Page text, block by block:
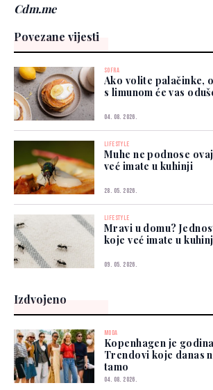
Cdm.me
Povezane vijesti
SOFRA
Ako volite palačinke,
s limunom će vas
04. 08. 2026.
LIFESTYLE
Muhe ne podnose
već imate u kuhinji
28. 05. 2026.
LIFESTYLE
Mravi u domu?
koje već imate u
09. 05. 2026.
Izdvojeno
MODA
Kopenhagen je
Trendovi koje danas
tamo
04. 08. 2026.